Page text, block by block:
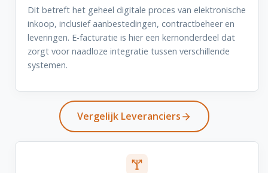
Dit betreft het geheel digitale proces van elektronische
inkoop, inclusief aanbestedingen, contractbeheer en
leveringen. E-facturatie is hier een kernonderdeel dat
zorgt voor naadloze integratie tussen verschillende
systemen.
Vergelijk Leveranciers